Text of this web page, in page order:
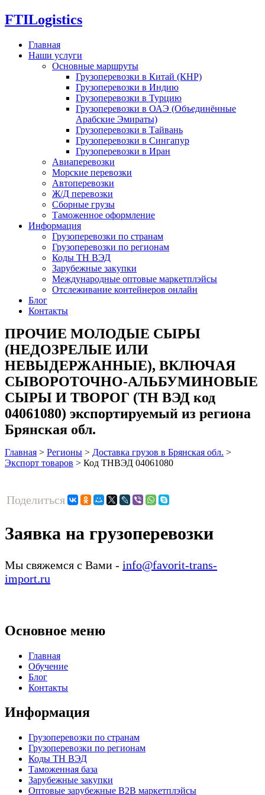
FTILogistics
Главная
Наши услуги
Основные маршруты
Грузоперевозки в Китай (КНР)
Грузоперевозки в Индию
Грузоперевозки в Турцию
Грузоперевозки в ОАЭ (Объединённые
Арабские Эмираты)
Грузоперевозки в Тайвань
Грузоперевозки в Сингапур
Грузоперевозки в Иран
Авиаперевозки
Морские перевозки
Автоперевозки
Ж/Д перевозки
Сборные грузы
Таможенное оформление
Информация
Грузоперевозки по странам
Грузоперевозки по регионам
Коды ТН ВЭД
Зарубежные закупки
Международные оптовые маркетплэйсы
Отслеживание контейнеров онлайн
Блог
Контакты
ПРОЧИЕ МОЛОДЫЕ СЫРЫ
(НЕДОЗРЕЛЫЕ ИЛИ
НЕВЫДЕРЖАННЫЕ), ВКЛЮЧАЯ
СЫВОРОТОЧНО-АЛЬБУМИНОВЫЕ
СЫРЫ И ТВОРОГ (ТН ВЭД код
04061080) экспортируемый из региона
Брянская обл.
Главная > Регионы > Доставка грузов в Брянская обл. >
Экспорт товаров > Код ТНВЭД 04061080
Поделиться
Заявка на грузоперевозки
Мы свяжемся с Вами - info@favorit-trans-
import.ru
Основное меню
Главная
Обучение
Блог
Контакты
Информация
Грузоперевозки по странам
Грузоперевозки по регионам
Коды ТН ВЭД
Таможенная база
Зарубежные закупки
Оптовые зарубежные B2B маркетплэйсы